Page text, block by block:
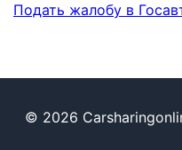
Подать жалобу в
© 2026